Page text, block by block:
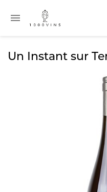

Un Instant sur